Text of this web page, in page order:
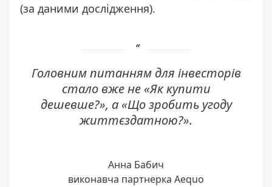
(за даними дослідження).
Головним питанням для інвесторів
стало вже не «Як купити
дешевше?», а «Що зробить угоду
життєздатною?».
Анна Бабич
виконавча партнерка Aequo